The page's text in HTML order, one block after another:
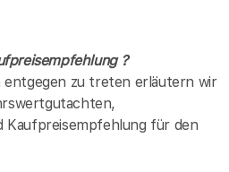
?
entgegen zu treten erläutern wir
Kaufpreisempfehlung für den